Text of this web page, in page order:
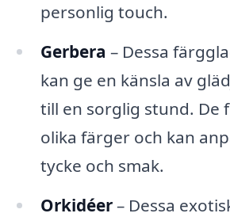
personlig touch.
Gerbera – Dessa
kan ge en känsla av
till en sorglig stund. De
olika färger och kan
tycke och smak.
Orkidéer– Dessa